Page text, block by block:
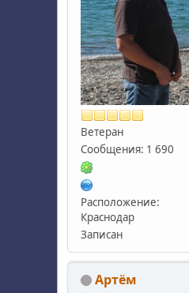
Ветеран
Сообщения: 1 690
Расположение:
Краснодар
Записан
Артём